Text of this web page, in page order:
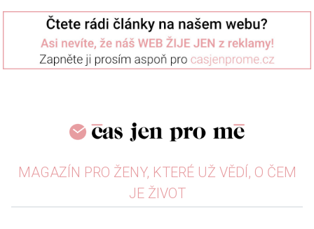
MAGAZÍN PRO ŽENY, KTERÉ UŽ VĚDÍ, O ČEM
JE ŽIVOT